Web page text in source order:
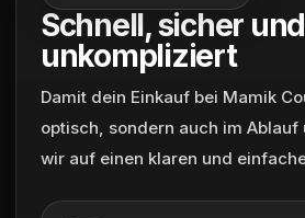
Schnell, sicher und
unkompliziert
Damit dein Einkauf bei Mamik
optisch, sondern auch im
wir auf einen klaren und